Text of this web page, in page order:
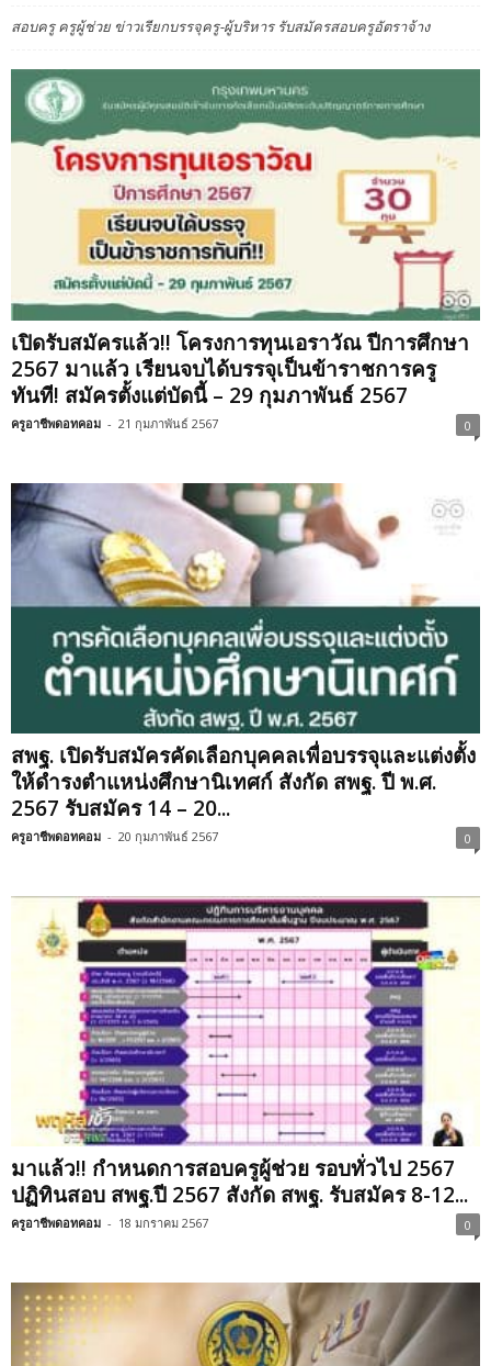
สอบครู ครูผู้ช่วย ข่าวเรียกบรรจุครู-ผู้บริหาร รับสมัครสอบครูอัตราจ้าง
เปิดรับสมัครแล้ว!! โครงการทุนเอราวัณ ปีการศึกษา
2567 มาแล้ว เรียนจบได้บรรจุเป็นข้าราชการครู
ทันที! สมัครตั้งแต่บัดนี้ – 29 กุมภาพันธ์ 2567
ครูอาชีพดอทคอม - 21 กุมภาพันธ์ 2567 0
สพฐ. เปิดรับสมัครคัดเลือกบุคคลเพื่อบรรจุและแต่งตั้ง
ให้ดำรงตำแหน่งศึกษานิเทศก์ สังกัด สพฐ. ปี พ.ศ.
2567 รับสมัคร 14 – 20...
ครูอาชีพดอทคอม - 20 กุมภาพันธ์ 2567 0
มาแล้ว!! กำหนดการสอบครูผู้ช่วย รอบทั่วไป 2567
ปฏิทินสอบ สพฐ.ปี 2567 สังกัด สพฐ. รับสมัคร 8-12...
ครูอาชีพดอทคอม - 18 มกราคม 2567 0